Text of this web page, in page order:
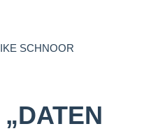
SCHNOOR